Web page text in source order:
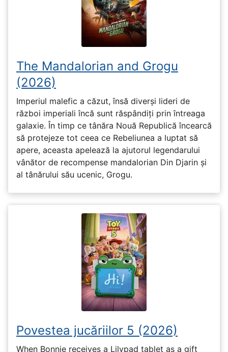
The Mandalorian and Grogu
(2026)
Imperiul malefic a căzut, însă diverși lideri de
război imperiali încă sunt răspândiți prin întreaga
galaxie. În timp ce tânăra Nouă Republică încearcă
să protejeze tot ceea ce Rebeliunea a luptat să
apere, aceasta apelează la ajutorul legendarului
vânător de recompense mandalorian Din Djarin și
al tânărului său ucenic, Grogu.
Povestea jucăriilor 5 (2026)
When Bonnie receives a Lilypad tablet as a gift